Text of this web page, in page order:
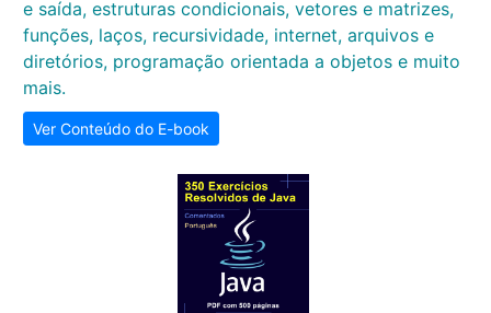
e saída, estruturas condicionais, vetores e matrizes,
funções, laços, recursividade, internet, arquivos e
diretórios, programação orientada a objetos e muito
mais.
Ver Conteúdo do E-book